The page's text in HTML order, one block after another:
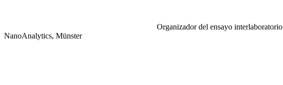
Organizador del ensayo interlaboratorio
NanoAnalytics, Münster